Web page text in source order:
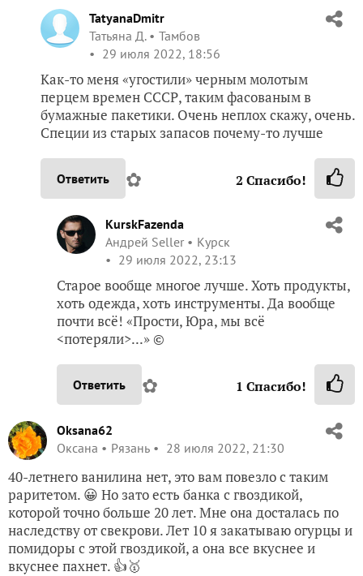
TatyanaDmitr
Татьяна Д.
Тамбов
29 июля 2022, 18:56
Как-то меня «угостили» черным молотым
перцем времен СССР, таким фасованым в
бумажные пакетики. Очень неплох скажу, очень.
Специи из старых запасов почему-то лучше
Ответить ✿ 2 Спасибо!
KurskFazenda
Андрей Seller
Курск
29 июля 2022, 23:13
Старое вообще многое лучше. Хоть продукты,
хоть одежда, хоть инструменты. Да вообще
почти всё! «Прости, Юра, мы всё
<потеряли>...» ©
Ответить ✿ 1 Спасибо!
Oksana62
Оксана
Рязань 28 июля 2022, 21:30
40-летнего ванилина нет, это вам повезло с таким
раритетом. 😀 Но зато есть банка с гвоздикой,
которой точно больше 20 лет. Мне она досталась по
наследству от свекрови. Лет 10 я закатываю огурцы и
помидоры с этой гвоздикой, а она все вкуснее и
вкуснее пахнет. 👍🥇